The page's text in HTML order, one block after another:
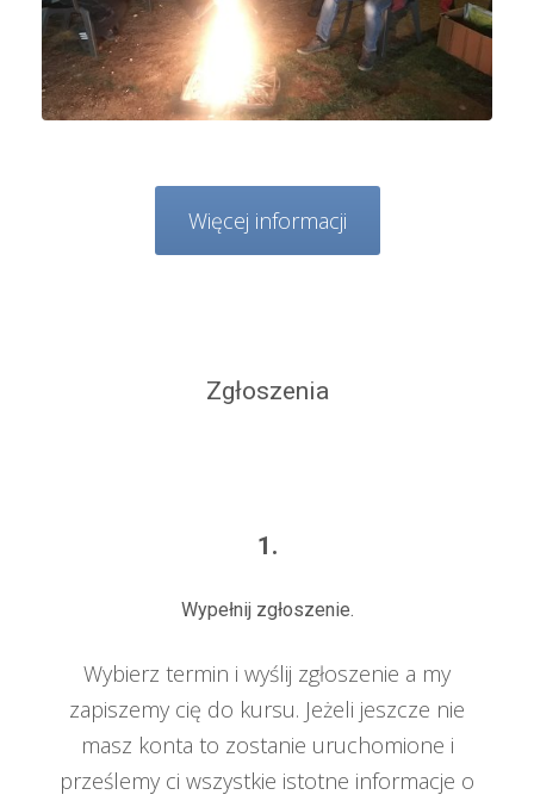
Więcej informacji
Zgłoszenia
1.
Wypełnij zgłoszenie.
Wybierz termin i wyślij zgłoszenie a my
zapiszemy cię do kursu. Jeżeli jeszcze nie
masz konta to zostanie uruchomione i
prześlemy ci wszystkie istotne informacje o